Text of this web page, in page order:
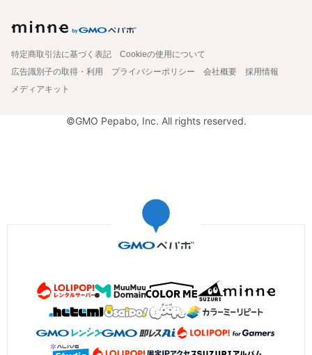
特定商取引法に基づく表記
Cookieの使用について
広告識別子の取得・利用
プライバシーポリシー 会社概要
採用情報
メディアキット
©GMO Pepabo, Inc. All rights reserved.